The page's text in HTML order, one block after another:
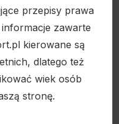
przepisy prawa
zawarte
kierowane są
dlatego też
wiek osób
stronę.